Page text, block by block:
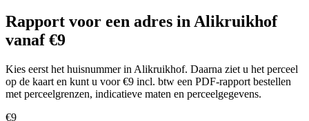
Rapport voor een adres in Alikruikhof
vanaf €9
Kies eerst het huisnummer in Alikruikhof. Daarna ziet u het perceel
op de kaart en kunt u voor €9 incl. btw een PDF-rapport bestellen
met perceelgrenzen, indicatieve maten en perceelgegevens.
€9